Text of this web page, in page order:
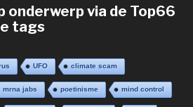
onderwerp via de Top66
tags
UFO climate scam
mrna jabs poetinisme mind control